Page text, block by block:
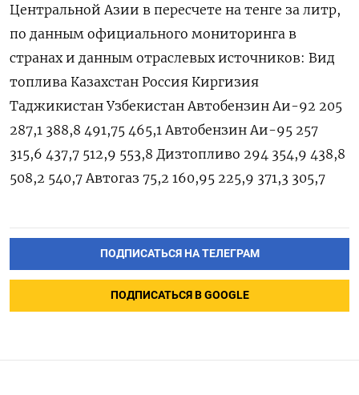
Центральной Азии в пересчете на тенге за литр,
по данным официального мониторинга в
странах и данным отраслевых источников: Вид
топлива Казахстан Россия Киргизия
Таджикистан Узбекистан Автобензин Аи-92 205
287,1 388,8 491,75 465,1 Автобензин Аи-95 257
315,6 437,7 512,9 553,8 Дизтопливо 294 354,9 438,8
508,2 540,7 Автогаз 75,2 160,95 225,9 371,3 305,7
ПОДПИСАТЬСЯ НА ТЕЛЕГРАМ
ПОДПИСАТЬСЯ В GOOGLE